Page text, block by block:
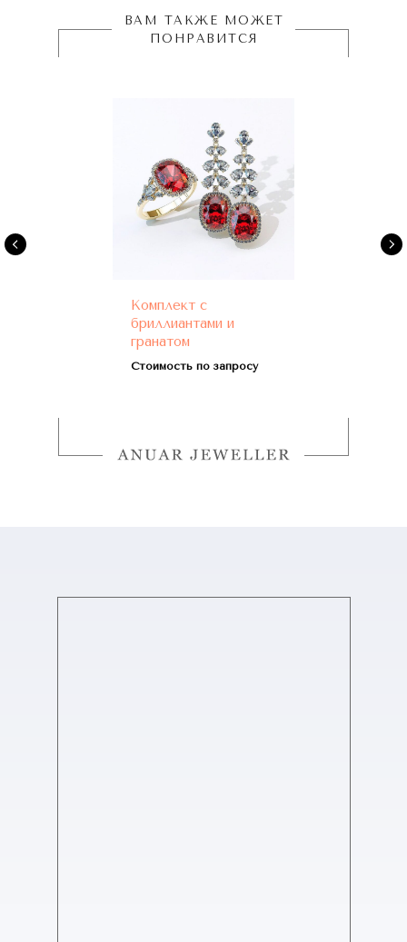
ВАМ ТАКЖЕ МОЖЕТ
ПОНРАВИТСЯ
Комплект с
бриллиантами и
гранатом
Стоимость по запросу